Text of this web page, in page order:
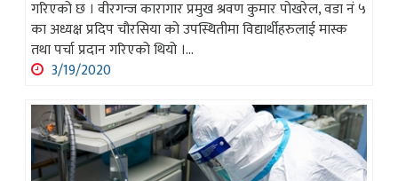
गरिएको छ । वीरगन्ज कारागार प्रमुख श्रवण कुमार पोखरेल, वडा नं ५
का अध्यक्ष प्रदिप चौरसिया को उपस्थितीमा विद्यार्थीहरुलाई मास्क
तथा पर्चा प्रदान गरिएको थियो ।...
3/19/2020